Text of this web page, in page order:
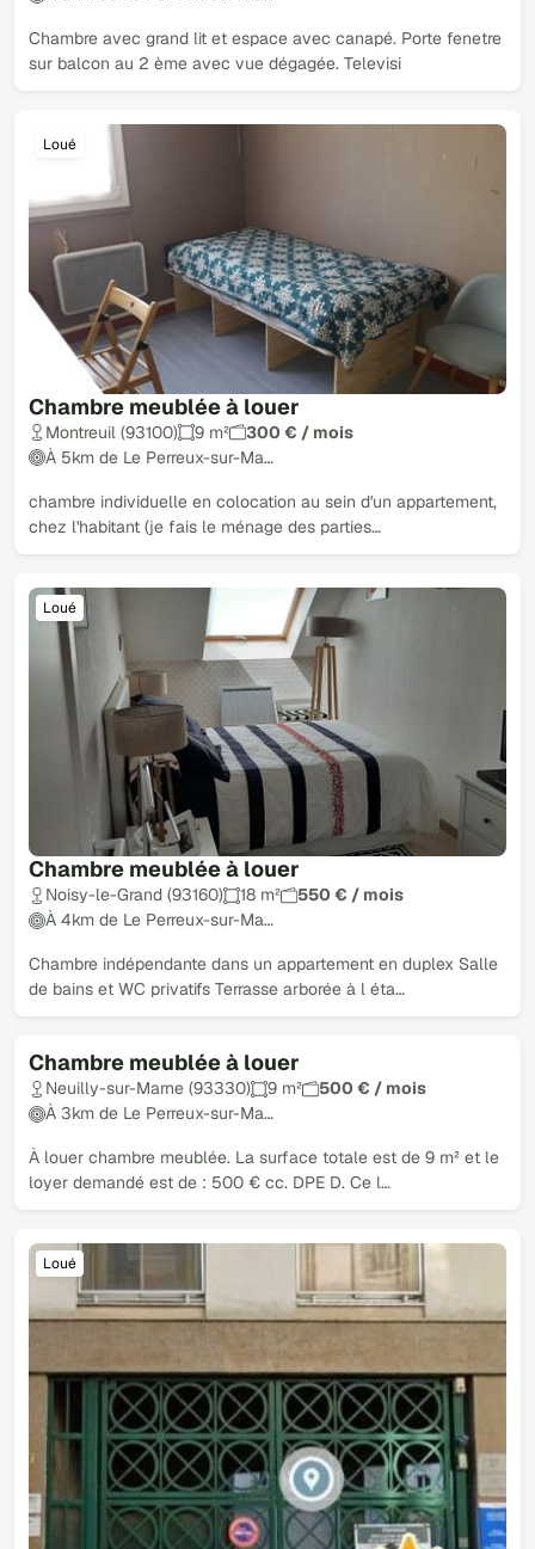
Chambre avec grand lit et espace avec canapé. Porte fenetre
sur balcon au 2 ème avec vue dégagée. Televisi
Chambre meublée à louer
Loué
Montreuil (93100) 9 m²
300 € / mois
À 5km de Le Perreux-sur-Ma…
chambre individuelle en colocation au sein d'un appartement,
chez l'habitant (je fais le ménage des parties…
Chambre meublée à louer
Loué
Noisy-le-Grand (93160) 18 m²
550 € / mois
À 4km de Le Perreux-sur-Ma…
Chambre indépendante dans un appartement en duplex Salle
de bains et WC privatifs Terrasse arborée à l éta…
Chambre meublée à louer
Loué
Neuilly-sur-Marne (93330) 9 m²
500 € / mois
À 3km de Le Perreux-sur-Ma…
À louer chambre meublée. La surface totale est de 9 m² et le
loyer demandé est de : 500 € cc. DPE D. Ce l…
Loué